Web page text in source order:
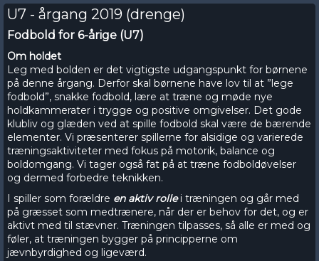
U7 - årgang 2019 (drenge)
Fodbold for 6-årige (U7)
Om holdet
Leg med bolden er det vigtigste udgangspunkt for børnene
på denne årgang. Derfor skal børnene have lov til at ”lege
fodbold”, snakke fodbold, lære at træne og møde nye
holdkammerater i trygge og positive omgivelser. Det gode
klubliv og glæden ved at spille fodbold skal være de bærende
elementer. Vi præsenterer spillerne for alsidige og varierede
træningsaktiviteter med fokus på motorik, balance og
boldomgang. Vi tager også fat på at træne fodboldøvelser
og dermed forbedre teknikken.
I spiller som forældre en aktiv rollei træningen og går med
på græsset som medtrænere, når der er behov for det, og er
aktivt med til stævner. Træningen tilpasses, så alle er med og
føler, at træningen bygger på principperne om
jævnbyrdighed og ligeværd.